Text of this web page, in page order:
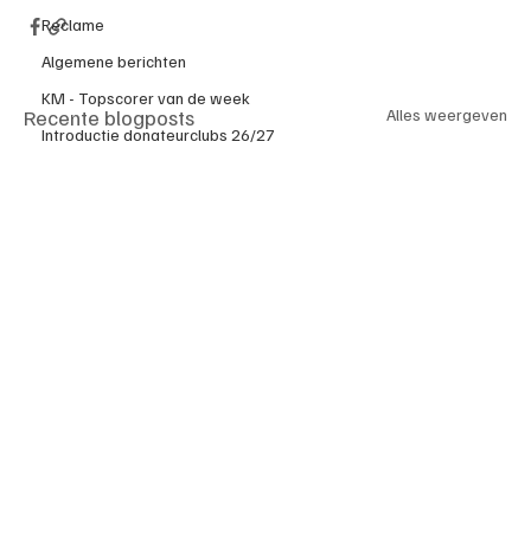
Reclame
Algemene berichten
KM - Topscorer van de week
Introductie donateurclubs 26/27
Recente blogposts Alles weergeven